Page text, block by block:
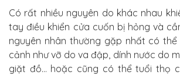
Có rất nhiều nguyên do khác nhau
tay điều khiển cửa cuốn bị hỏng và
nguyên nhân thường gặp nhất có
cảnh như vỡ do va đập, dính nước do
giặt đồ… hoặc cũng có thể tuổi thọ